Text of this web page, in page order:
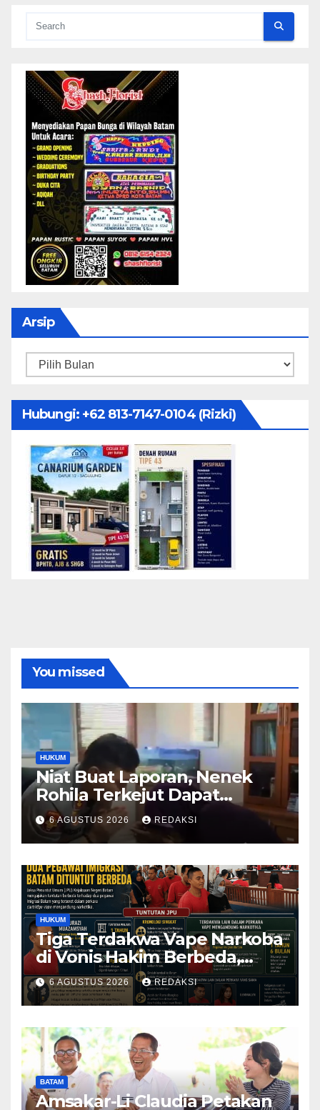
Arsip
Arsip
Hubungi: ‪+62 813-7147-0104‬ (Rizki)
You missed
HUKUM
Niat Buat Laporan, Nenek
Rohila Terkejut Dapat
Bantuan dari Kabid Propam
Kombes Pol Eddwi
6 AGUSTUS 2026 REDAKSI
HUKUM
Tiga Terdakwa Vape Narkoba
di Vonis Hakim Berbeda,
Oknum Pegawai Imigrasi
Batam Paling Ringan
6 AGUSTUS 2026 REDAKSI
BATAM
Amsakar-Li Claudia Petakan